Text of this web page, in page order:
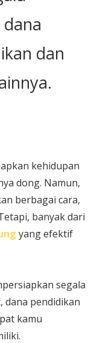
dan
kehidupan
dong. Namun,
berbagai cara,
banyak dari
yang efektif
segala
dana pendidikan
kamu